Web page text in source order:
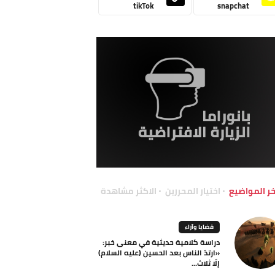
snapchat
tikTok
المواضيع اختيار المحررين الاكثر مشاهدة
قضايا وآراء
دراسة كلامية حديثية في معنى خبر:
«ارتدّ الناس بعد الحسين (عليه السلام)
إلّا ثلاث...